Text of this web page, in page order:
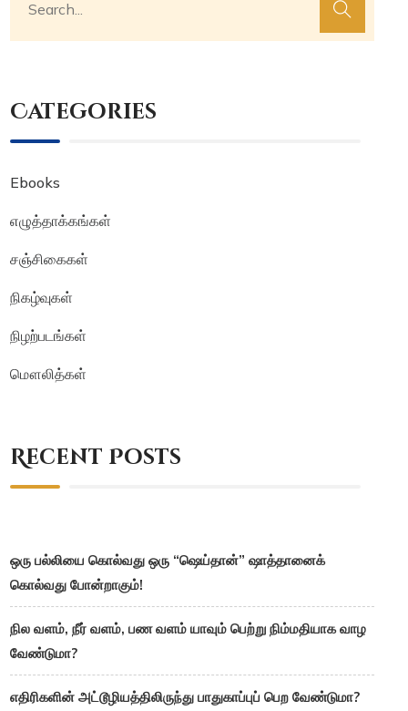
Categories
Ebooks
எழுத்தாக்கங்கள்
சஞ்சிகைகள்
நிகழ்வுகள்
நிழற்படங்கள்
மௌலித்கள்
Recent Posts
ஒரு பல்லியை கொல்வது ஒரு “ஷெய்தான்” ஷாத்தானைக்
கொல்வது போன்றாகும்!
நில வளம், நீர் வளம், பண வளம் யாவும் பெற்று நிம்மதியாக வாழ
வேண்டுமா?
எதிரிகளின் அட்டூழியத்திலிருந்து பாதுகாப்புப் பெற வேண்டுமா?